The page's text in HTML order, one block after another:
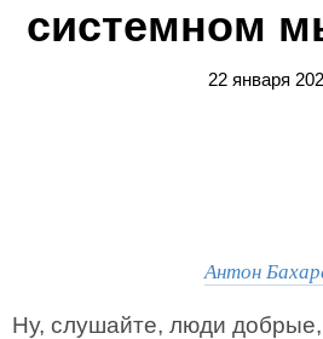
системном
22 января
Антон
Ну, слушайте, люди добрые,